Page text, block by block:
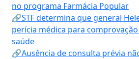
no programa Farmácia Popular
🔗STF determina que general
perícia médica para
saúde
🔗Ausência de consulta prévia